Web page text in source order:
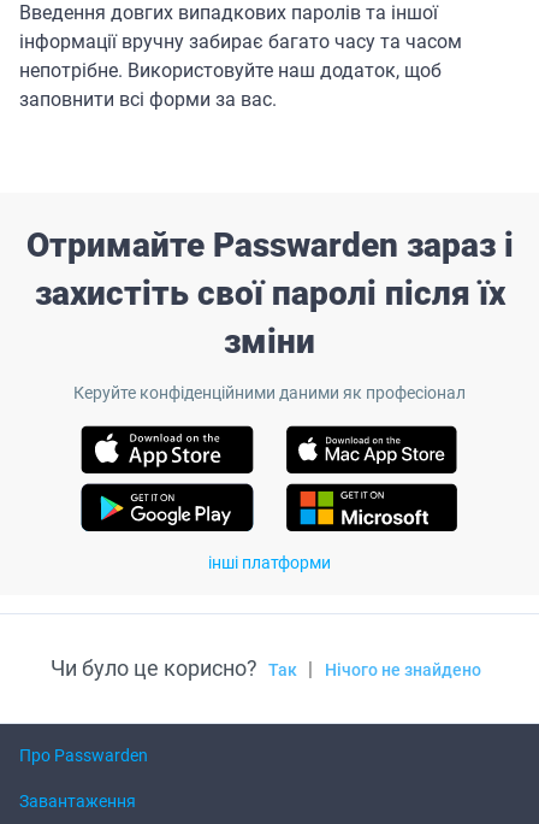
Введення довгих випадкових паролів та іншої
інформації вручну забирає багато часу та часом
непотрібне. Використовуйте наш додаток, щоб
заповнити всі форми за вас.
Отримайте Passwarden зараз і
захистіть свої паролі після їх
зміни
Керуйте конфіденційними даними як професіонал
інші платформи
Чи було це корисно? Так | Нічого не знайдено
Про Passwarden
Завантаження